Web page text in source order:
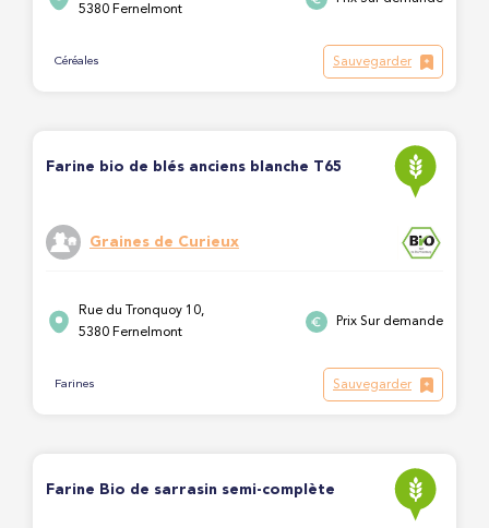
5380 Fernelmont
Céréales Sauvegarder
Farine bio de blés anciens blanche T65
Graines de Curieux
Rue du Tronquoy 10,
5380 Fernelmont
Prix Sur demande
Farines Sauvegarder
Farine Bio de sarrasin semi-complète